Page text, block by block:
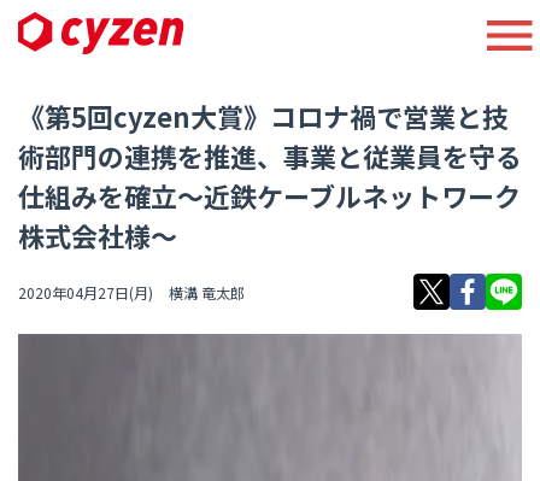
《第5回cyzen大賞》コロナ禍で営業と技
術部門の連携を推進、事業と従業員を守る
仕組みを確立〜近鉄ケーブルネットワーク
株式会社様〜
2020年04月27日(月) 横溝 竜太郎